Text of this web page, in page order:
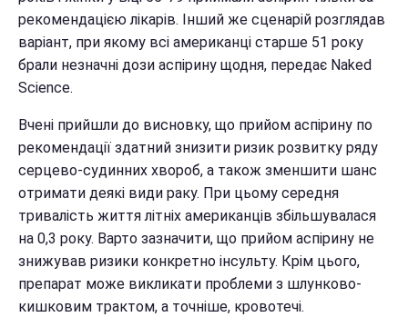
рекомендацією лікарів. Інший же сценарій розглядав
варіант, при якому всі американці старше 51 року
брали незначні дози аспірину щодня, передає Naked
Science.
Вчені прийшли до висновку, що прийом аспірину по
рекомендації здатний знизити ризик розвитку ряду
серцево-судинних хвороб, а також зменшити шанс
отримати деякі види раку. При цьому середня
тривалість життя літніх американців збільшувалася
на 0,3 року. Варто зазначити, що прийом аспірину не
знижував ризики конкретно інсульту. Крім цього,
препарат може викликати проблеми з шлунково-
кишковим трактом, а точніше, кровотечі.